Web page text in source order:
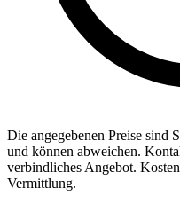
Die angegebenen Preise sind
und können abweichen.
verbindliches Angebot.
Vermittlung.